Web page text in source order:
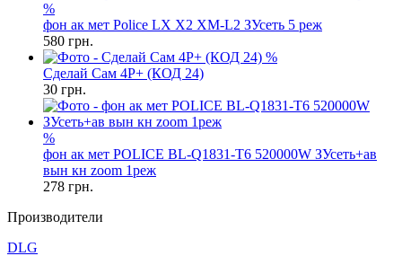
%
фон ак мет Police LX X2 XM-L2 ЗУсеть 5 реж
580 грн.
%
Сделай Сам 4P+ (КОД 24)
30 грн.
%
фон ак мет POLICE BL-Q1831-T6 520000W ЗУсеть+ав
вын кн zoom 1реж
278 грн.
Производители
DLG